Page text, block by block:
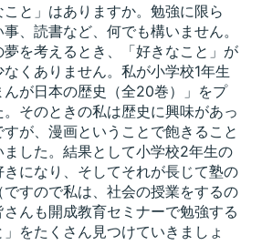
と」はありますか。勉強に限ら
、読書など、何でも構いません。
を考えるとき、「好きなこと」が
くありません。私が小学校1年生
が日本の歴史（全20巻）」をプ
そのときの私は歴史に興味があっ
が、漫画ということで飽きること
した。結果として小学校2年生の
になり、そしてそれが長じて塾の
すので私は、社会の授業をするの
んも開成教育セミナーで勉強する
をたくさん見つけていきましょ